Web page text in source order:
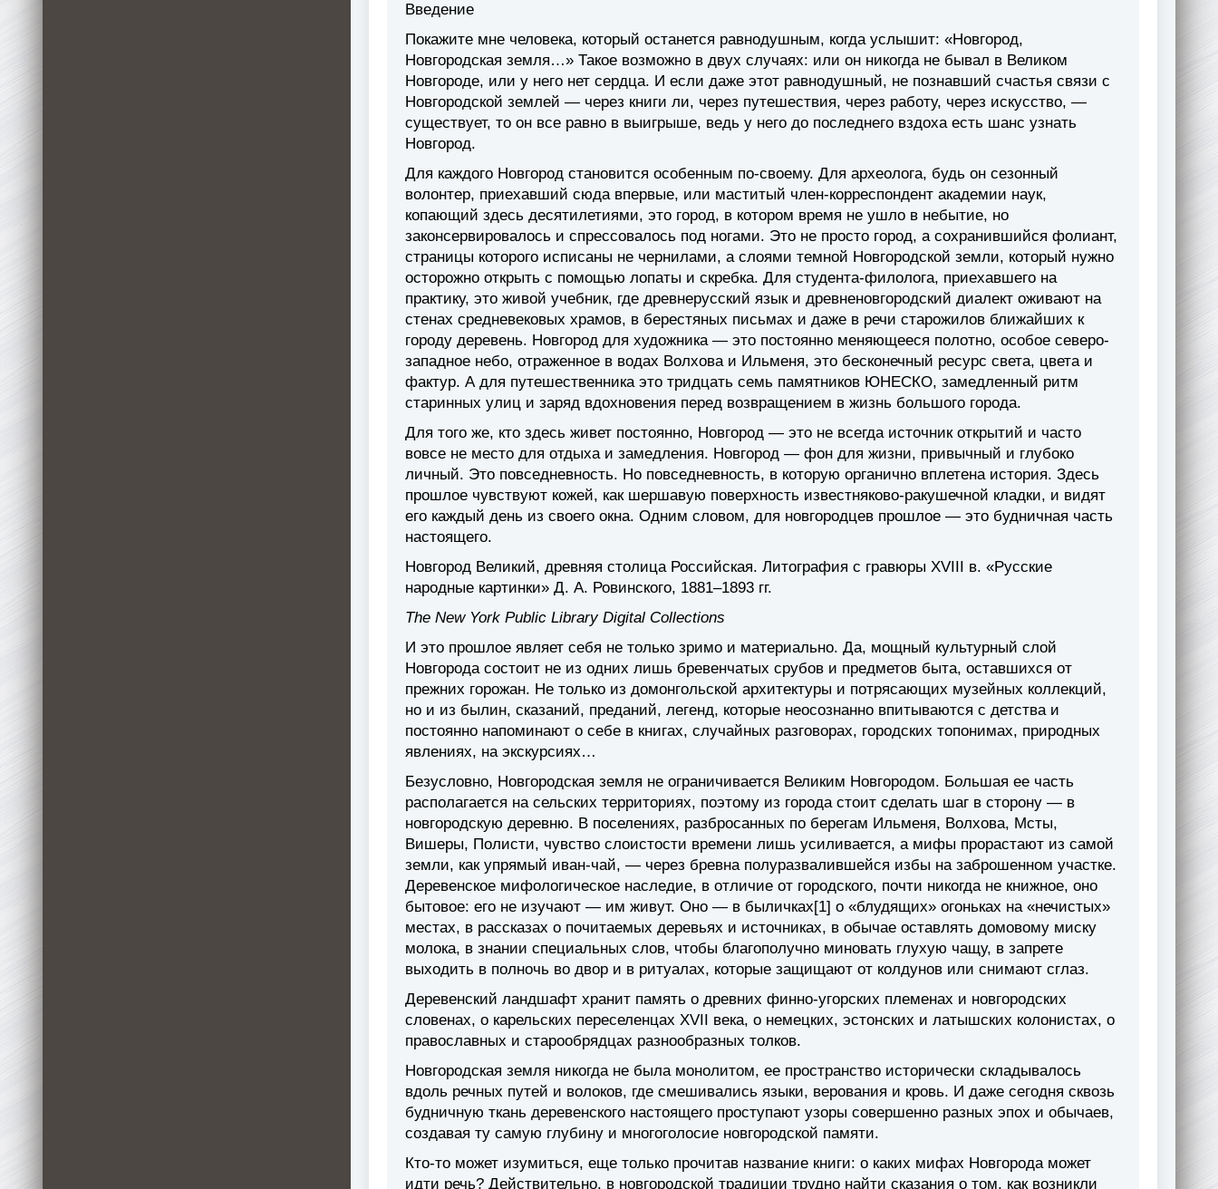
Введение
Покажите мне человека, который останется равнодушным, когда услышит: «Новгород,
Новгородская земля…» Такое возможно в двух случаях: или он никогда не бывал в Великом
Новгороде, или у него нет сердца. И если даже этот равнодушный, не познавший счастья связи с
Новгородской землей — через книги ли, через путешествия, через работу, через искусство, —
существует, то он все равно в выигрыше, ведь у него до последнего вздоха есть шанс узнать
Новгород.
Для каждого Новгород становится особенным по-своему. Для археолога, будь он сезонный
волонтер, приехавший сюда впервые, или маститый член-корреспондент академии наук,
копающий здесь десятилетиями, это город, в котором время не ушло в небытие, но
законсервировалось и спрессовалось под ногами. Это не просто город, а сохранившийся фолиант,
страницы которого исписаны не чернилами, а слоями темной Новгородской земли, который нужно
осторожно открыть с помощью лопаты и скребка. Для студента-филолога, приехавшего на
практику, это живой учебник, где древнерусский язык и древненовгородский диалект оживают на
стенах средневековых храмов, в берестяных письмах и даже в речи старожилов ближайших к
городу деревень. Новгород для художника — это постоянно меняющееся полотно, особое северо-
западное небо, отраженное в водах Волхова и Ильменя, это бесконечный ресурс света, цвета и
фактур. А для путешественника это тридцать семь памятников ЮНЕСКО, замедленный ритм
старинных улиц и заряд вдохновения перед возвращением в жизнь большого города.
Для того же, кто здесь живет постоянно, Новгород — это не всегда источник открытий и часто
вовсе не место для отдыха и замедления. Новгород — фон для жизни, привычный и глубоко
личный. Это повседневность. Но повседневность, в которую органично вплетена история. Здесь
прошлое чувствуют кожей, как шершавую поверхность известняково-ракушечной кладки, и видят
его каждый день из своего окна. Одним словом, для новгородцев прошлое — это будничная часть
настоящего.
Новгород Великий, древняя столица Российская. Литография с гравюры XVIII в. «Русские
народные картинки» Д. А. Ровинского, 1881–1893 гг.
The New York Public Library Digital Collections
И это прошлое являет себя не только зримо и материально. Да, мощный культурный слой
Новгорода состоит не из одних лишь бревенчатых срубов и предметов быта, оставшихся от
прежних горожан. Не только из домонгольской архитектуры и потрясающих музейных коллекций,
но и из былин, сказаний, преданий, легенд, которые неосознанно впитываются с детства и
постоянно напоминают о себе в книгах, случайных разговорах, городских топонимах, природных
явлениях, на экскурсиях…
Безусловно, Новгородская земля не ограничивается Великим Новгородом. Большая ее часть
располагается на сельских территориях, поэтому из города стоит сделать шаг в сторону — в
новгородскую деревню. В поселениях, разбросанных по берегам Ильменя, Волхова, Мсты,
Вишеры, Полисти, чувство слоистости времени лишь усиливается, а мифы прорастают из самой
земли, как упрямый иван-чай, — через бревна полуразвалившейся избы на заброшенном участке.
Деревенское мифологическое наследие, в отличие от городского, почти никогда не книжное, оно
бытовое: его не изучают — им живут. Оно — в быличках[1] о «блудящих» огоньках на «нечистых»
местах, в рассказах о почитаемых деревьях и источниках, в обычае оставлять домовому миску
молока, в знании специальных слов, чтобы благополучно миновать глухую чащу, в запрете
выходить в полночь во двор и в ритуалах, которые защищают от колдунов или снимают сглаз.
Деревенский ландшафт хранит память о древних финно-угорских племенах и новгородских
словенах, о карельских переселенцах XVII века, о немецких, эстонских и латышских колонистах, о
православных и старообрядцах разнообразных толков.
Новгородская земля никогда не была монолитом, ее пространство исторически складывалось
вдоль речных путей и волоков, где смешивались языки, верования и кровь. И даже сегодня сквозь
будничную ткань деревенского настоящего проступают узоры совершенно разных эпох и обычаев,
создавая ту самую глубину и многоголосие новгородской памяти.
Кто-то может изумиться, еще только прочитав название книги: о каких мифах Новгорода может
идти речь? Действительно, в новгородской традиции трудно найти сказания о том, как возникли